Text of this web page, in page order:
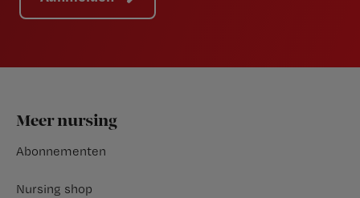
Footer
Meer nursing
Abonnementen
Nursing shop